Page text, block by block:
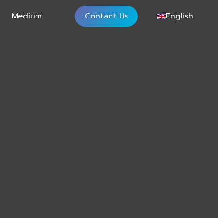
Medium Contact Us English